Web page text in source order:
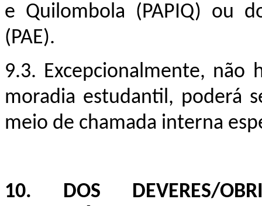
e Quilombola (PAPIQ) ou
(PAE).
9.3. Excepcionalmente, não
moradia estudantil, poderá
meio de chamada interna
10. DOS DEVERES/